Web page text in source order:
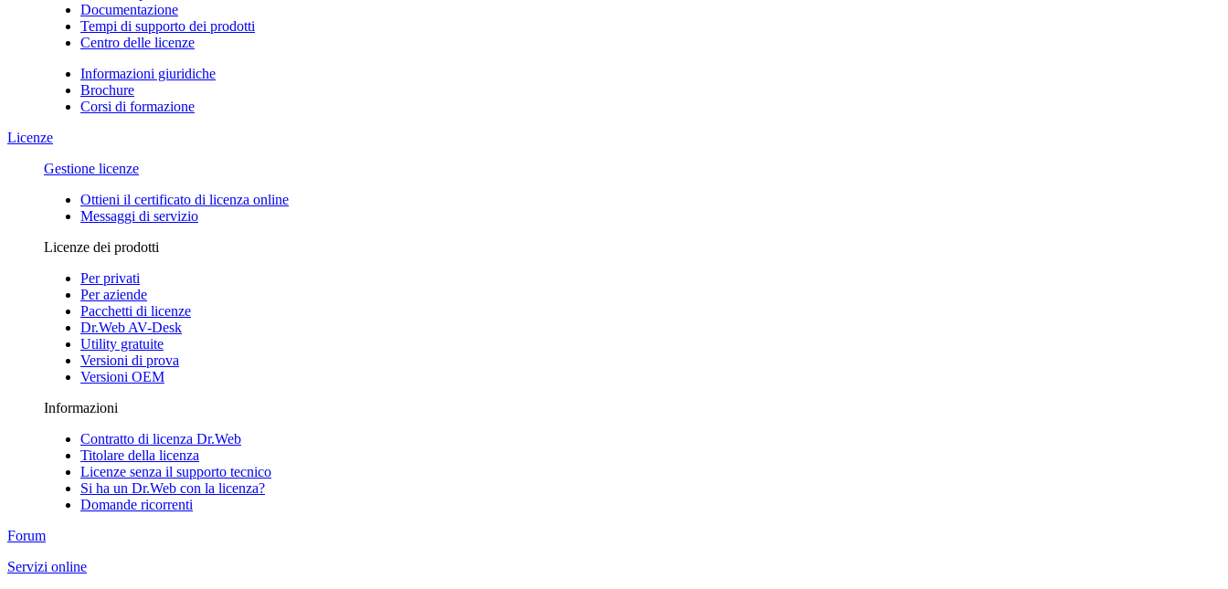
Documentazione
Tempi di supporto dei prodotti
Centro delle licenze
Informazioni giuridiche
Brochure
Corsi di formazione
Licenze
Gestione licenze
Ottieni il certificato di licenza online
Messaggi di servizio
Licenze dei prodotti
Per privati
Per aziende
Pacchetti di licenze
Dr.Web AV-Desk
Utility gratuite
Versioni di prova
Versioni OEM
Informazioni
Contratto di licenza Dr.Web
Titolare della licenza
Licenze senza il supporto tecnico
Si ha un Dr.Web con la licenza?
Domande ricorrenti
Forum
Servizi online